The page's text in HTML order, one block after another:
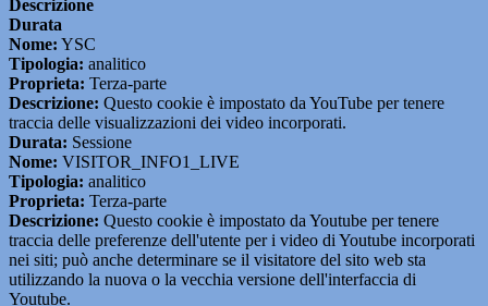
Descrizione
Durata
Nome: YSC
Tipologia: analitico
Proprieta: Terza-parte
Descrizione: Questo cookie è impostato da YouTube per tenere
traccia delle visualizzazioni dei video incorporati.
Durata: Sessione
Nome: VISITOR_INFO1_LIVE
Tipologia: analitico
Proprieta: Terza-parte
Descrizione: Questo cookie è impostato da Youtube per tenere
traccia delle preferenze dell'utente per i video di Youtube incorporati
nei siti; può anche determinare se il visitatore del sito web sta
utilizzando la nuova o la vecchia versione dell'interfaccia di
Youtube.